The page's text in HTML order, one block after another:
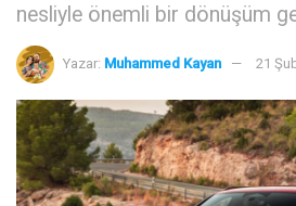
nesliyle önemli bir dönüşüm
Yazar: Muhammed Kayan 21